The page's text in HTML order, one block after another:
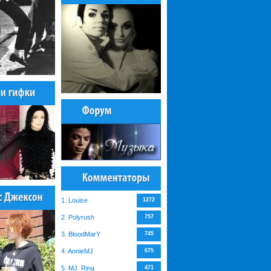
1. Louise 1272
2. Polyrush 757
3. BloodMarY 745
4. AnnieMJ 675
5. MJ_Rina 471